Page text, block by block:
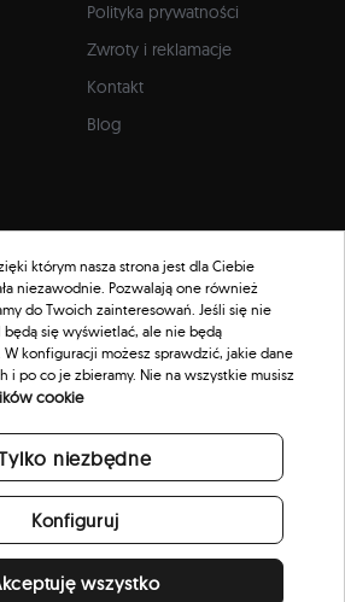
Polityka prywatności
Zwroty i reklamacje
Kontakt
Blog
aby otrzymywać informacje o
w naszym sklepie.
którym nasza strona jest dla Ciebie
niezawodnie. Pozwalają one również
do Twoich zainteresowań. Jeśli się nie
będą się wyświetlać, ale nie będą
konfiguracji możesz sprawdzić, jakie dane
i po co je zbieramy. Nie na wszystkie musisz
cookie
niezbędne
Konfiguruj
wszystko